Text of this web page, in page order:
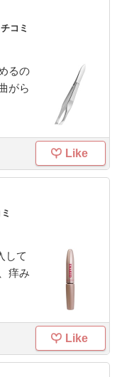
コミ
るの
がら
Like
して
痒み
Like